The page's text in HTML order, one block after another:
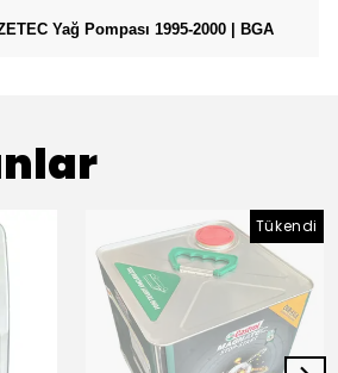
Yağ Pompası 1995-2000 | BGA
Tükendi